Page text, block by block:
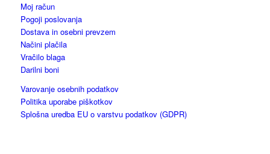
Moj račun
Pogoji poslovanja
Dostava in osebni prevzem
Načini plačila
Vračilo blaga
Darilni boni
Varovanje osebnih podatkov
Politika uporabe piškotkov
Splošna uredba EU o varstvu podatkov (GDPR)